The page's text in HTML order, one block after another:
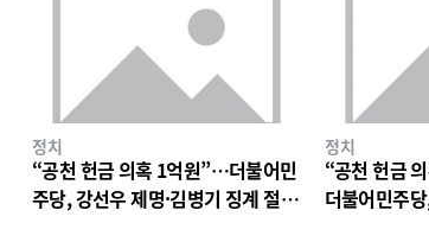
정치
“공천 헌금 의혹 1억원”…더불어민
주당, 강선우 제명·김병기 징계 절
정치
“공천 헌금
더불어민주